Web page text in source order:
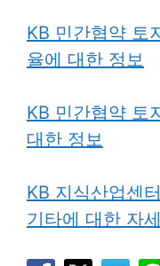
KB 민간협약 토
율에 대한 정보
KB 민간협약 토
대한 정보
KB 지식산업센
기타에 대한 자